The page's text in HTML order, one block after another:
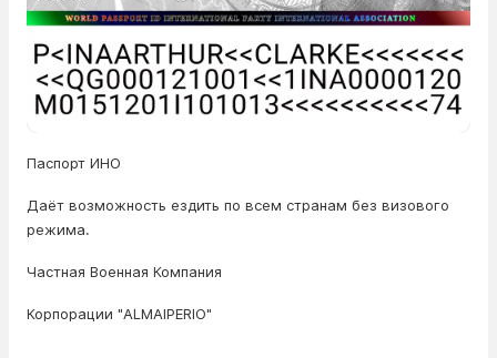
Паспорт ИНО
Даёт возможность ездить по всем странам без визового
режима.
Частная Военная Компания
Корпорации "ALMAІPERIO"